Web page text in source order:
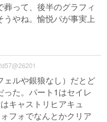
って、後半のグラフィ
うやね。愉悦パが事実上
ェルや銀狼なし）だとど
た。パート1はセイレ
キャストリヒアキュ
フォでなんとかクリア